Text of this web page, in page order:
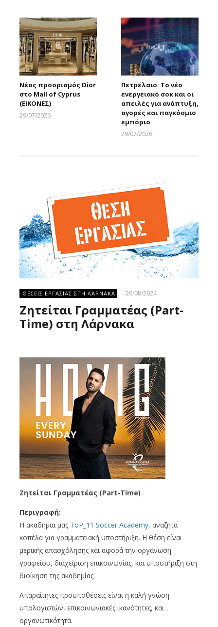
Νέος προορισμός Dior
στο Mall of Cyprus
(ΕΙΚΟΝΕΣ)
29/07/2026
Πετρέλαιο: Το νέο
ενεργειακό σοκ και οι
απειλές για ανάπτυξη,
αγορές και παγκόσμιο
εμπόριο
29/07/2026
ΘΕΣΕΙΣ ΕΡΓΑΣΙΑΣ ΣΤΗ ΛΑΡΝΑΚΑ 26/08/2024
Ζητείται Γραμματέας (Part-
Time) στη Λάρνακα
Ζητείται Γραμματέας (Part-Time)
Περιγραφή:
Η ακαδημια μας ToP_11 Soccer Academy, αναζητά
κοπέλα για γραμματειακή υποστήριξη. Η θέση είναι
μερικής απασχόλησης και αφορά την οργάνωση
γραφείου, διαχείριση επικοινωνίας, και υποστήριξη στη
διοίκηση της ακαδημίας.
Απαραίτητες προϋποθέσεις είναι η καλή γνώση
υπολογιστών, επικοινωνιακές ικανότητες, και
οργανωτικότητα.